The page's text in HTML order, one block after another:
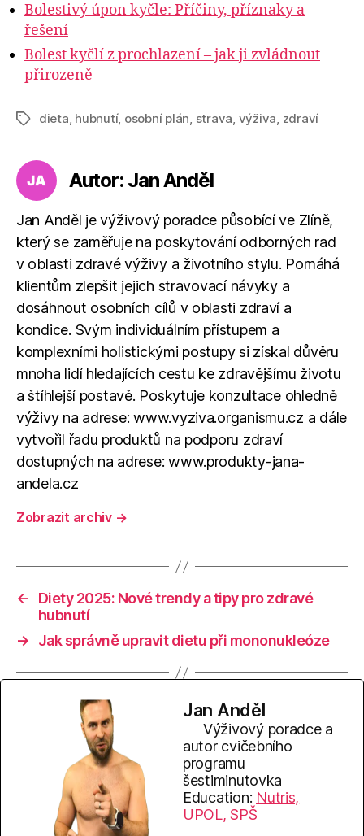
Bolestivý úpon kyčle: Příčiny, příznaky a
řešení
Bolest kyčlí z prochlazení – jak ji zvládnout
přirozeně
Štítkydieta, hubnutí, osobní plán, strava, výživa, zdraví
Autor: Jan Anděl
Jan Anděl je výživový poradce působící ve Zlíně,
který se zaměřuje na poskytování odborných rad
v oblasti zdravé výživy a životního stylu. Pomáhá
klientům zlepšit jejich stravovací návyky a
dosáhnout osobních cílů v oblasti zdraví a
kondice. Svým individuálním přístupem a
komplexními holistickými postupy si získal důvěru
mnoha lidí hledajících cestu ke zdravějšímu životu
a štíhlejší postavě. Poskytuje konzultace ohledně
výživy na adrese: www.vyziva.organismu.cz a dále
vytvořil řadu produktů na podporu zdraví
dostupných na adrese: www.produkty-jana-
andela.cz
Zobrazit archiv →
←
Diety 2025: Nové trendy a tipy pro zdravé
hubnutí
→
Jak správně upravit dietu při mononukleóze
Jan Anděl
Výživový poradce a
autor cvičebního
programu
šestiminutovka
Education: Nutris,
UPOL, SPŠ